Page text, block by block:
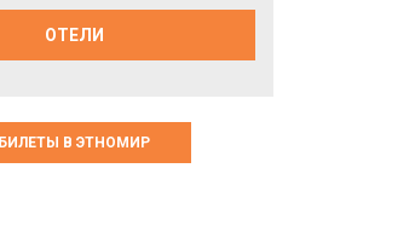
ОТЕЛИ
БИЛЕТЫ В ЭТНОМИР